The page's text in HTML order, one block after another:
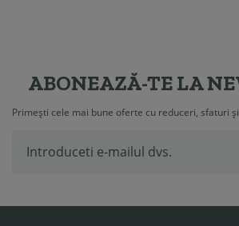
ABONEAZĂ-TE LA
Primești cele mai bune oferte cu reduceri, sfaturi